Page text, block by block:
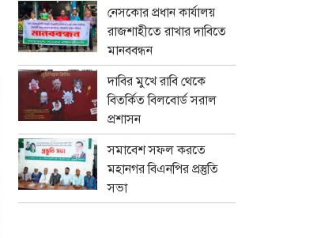
নেসকোর প্রধান কার্যালয়
রাজশাহীতে রাখার দাবিতে
মানববন্ধন
দাবির মুখে রাবি থেকে
বিতর্কিত বিলবোর্ড সরাল
প্রশাসন
সমাবেশ সফল করতে
মহানগর বিএনপির প্রস্তুতি
সভা